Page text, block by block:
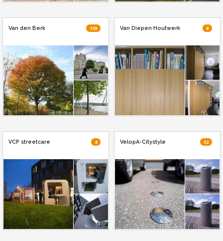
139
Van den Berk 8
Van Diepen Houtwerk
4
VCP streetcare 52
VelopA-Citystyle